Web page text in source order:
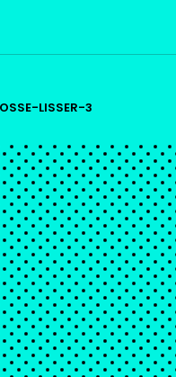
LISSER-3